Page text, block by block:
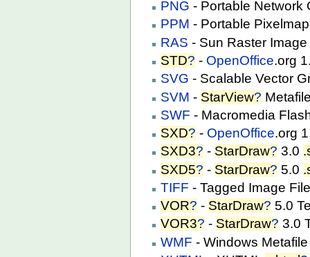
PNG - Portable Network
PPM - Portable
RAS - Sun Raster
STD? - OpenOffice.org
SVG - Scalable Vector
SVM - StarView?
SWF - Macromedia
SXD? - OpenOffice.org
SXD3? - StarDraw? 3.0
SXD5? - StarDraw? 5.0
TIFF - Tagged Image
VOR? - StarDraw? 5.0
VOR3? - StarDraw? 3.0
WMF - Windows